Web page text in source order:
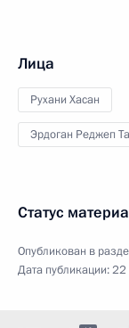
Лица
Рухани Хасан
Эрдоган Реджеп
Статус
Опубликован в
Дата публикации:22